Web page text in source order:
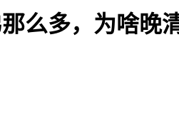
么多，为啥晚